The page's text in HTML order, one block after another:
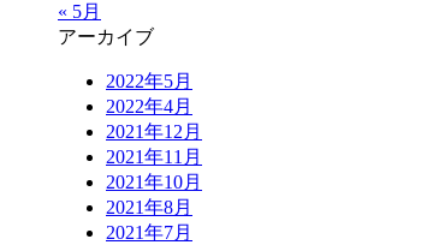
« 5月
アーカイブ
2022年5月
2022年4月
2021年12月
2021年11月
2021年10月
2021年8月
2021年7月